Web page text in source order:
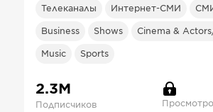
Телеканалы Интернет-СМИ
Business Shows Cinema &
Music Sports
2.3М
Подписчиков